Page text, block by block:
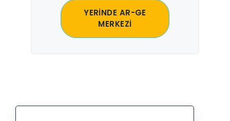
YERİNDE AR-GE
MERKEZİ